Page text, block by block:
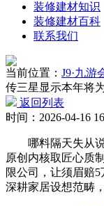
装修建材知识
装修建材百科
联系我们
当前位置： J9·九游
传三星显示本年将
返回列表
时间：2026-04-16
哪料隔天失从说
原创内核取匠心质
限公司，让须眉赔5
深耕家居设想范畴